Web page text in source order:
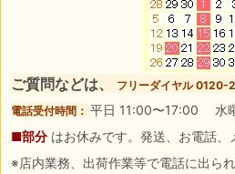
ご質問などは、
フリーダイヤル
電話受付時間： 平日 11:00〜17:00 水
■部分 はお休みです。発送、お電話、
※店内業務、出荷作業等で電話に出ら